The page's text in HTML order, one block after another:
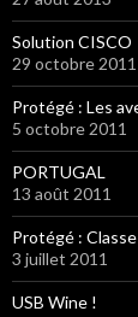
Solution CISCO
29 octobre 2011
Protégé : Les
5 octobre 2011
PORTUGAL
13 août 2011
Protégé :
3 juillet 2011
USB Wine !